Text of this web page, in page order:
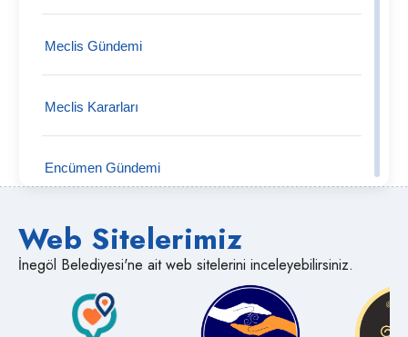
Meclis Gündemi
Meclis Kararları
Encümen Gündemi
Müdürlükler
Encümen Üyeleri
Web Sitelerimiz
İnegöl Belediyesi'ne ait web sitelerini inceleyebilirsiniz.